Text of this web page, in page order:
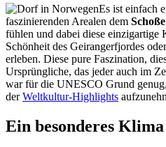
Es ist einfach
faszinierenden Arealen dem
fühlen und dabei diese einzigartige
Schönheit des Geirangerfjordes
erleben. Diese pure Faszination,
Ursprüngliche, das jeder auch im
war für die UNESCO Grund
derWeltkultur-Highlights
Ein besonderes Klima